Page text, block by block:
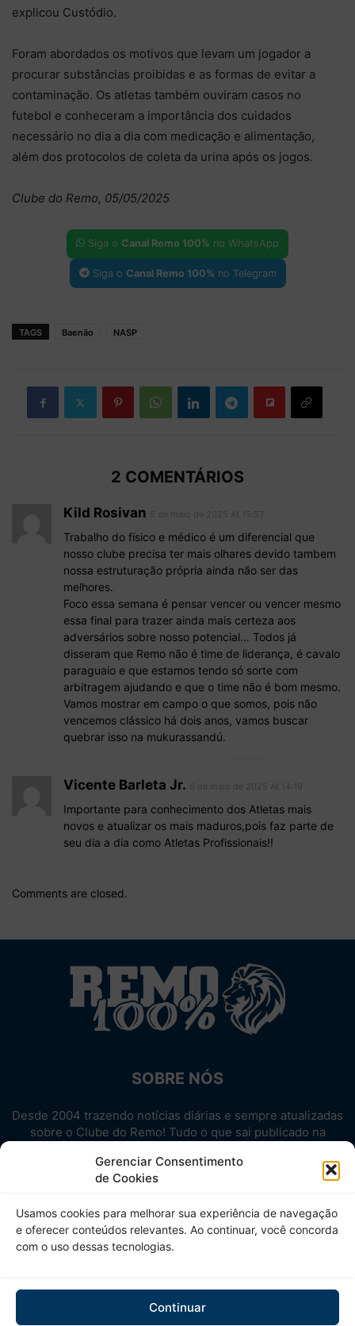
Gerenciar Consentimento
de Cookies
Usamos cookies para melhorar sua experiência de navegação
e oferecer conteúdos relevantes. Ao continuar, você concorda
com o uso dessas tecnologias.
Continuar
explicou Custódio.
Foram abordados os motivos que levam um jogador a
procurar substâncias proibidas e as formas de evitar a
contaminação. Os atletas também ouviram casos no
futebol e conheceram a importância dos cuidados
necessário no dia a dia com medicação e alimentação,
além dos protocolos de coleta da urina após os jogos.
Clube do Remo, 05/05/2025
Siga o Canal Remo 100% no WhatsApp
Siga o Canal Remo 100% no Telegram
TAGS Baenão NASP
2 COMENTÁRIOS
Kild Rosivan
Trabalho do físico e médico é um diferencial que
nosso clube precisa ter mais olhares devido tambem
nossa estruturação própria ainda não ser das
melhores.
Foco essa semana é pensar vencer ou vencer mesmo
essa final para trazer ainda mais certeza aos
adversários sobre nosso potencial… Todos já
disseram que Remo não é time de liderança, é cavalo
paraguaio e que estamos tendo só sorte com
arbitragem ajudando e que o time não é bom mesmo.
Vamos mostrar em campo o que somos, pois não
vencemos clássico há dois anos, vamos buscar
quebrar isso na mukurassandú.
Vicente Barleta Jr.
Importante para conhecimento dos Atletas mais
novos e atualizar os mais maduros,pois faz parte de
seu dia a dia como Atletas Profissionais!!
Comments are closed.
SOBRE NÓS
Desde 2004 trazendo notícias diárias e sempre atualizadas
sobre o Clube do Remo! Tudo o que sai publicado na
Aproveite! Site não-oficial.
SIGA-NOS